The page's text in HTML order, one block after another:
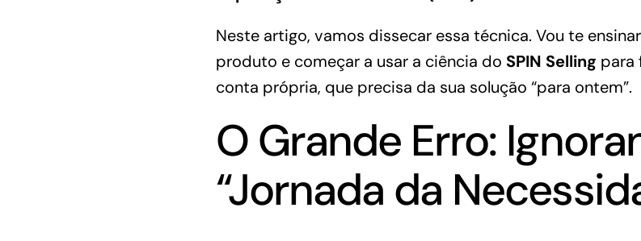
Neste artigo, vamos dissecar essa técnica. Vou te
produto e começar a usar a ciência do SPIN Selling para
conta própria, que precisa da sua solução “para ontem”.
O Grande Erro:
“Jornada da